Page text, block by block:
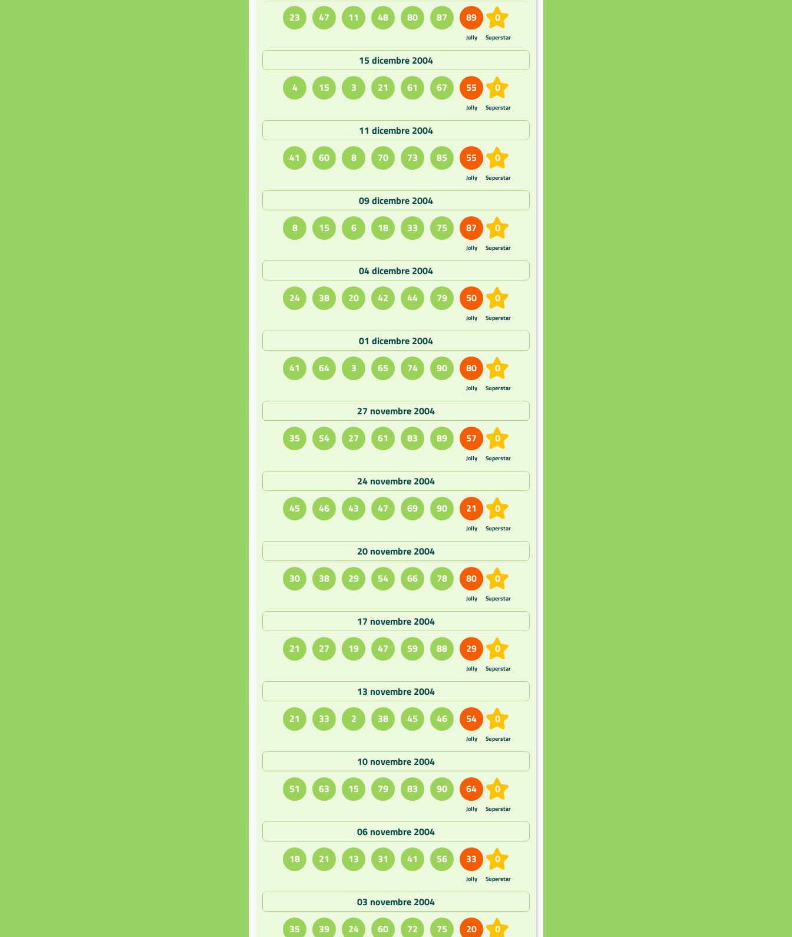
23
47 11 48 80 87 89
Jolly
0
Superstar
15 dicembre 2004
4
15 3 21 61 67 55
Jolly
0
Superstar
11 dicembre 2004
41
60 8 70 73 85 55
Jolly
0
Superstar
09 dicembre 2004
8
15 6 18 33 75 87
Jolly
0
Superstar
04 dicembre 2004
24
38 20 42 44 79 50
Jolly
0
Superstar
01 dicembre 2004
41
64 3 65 74 90 80
Jolly
0
Superstar
27 novembre 2004
35
54 27 61 83 89 57
Jolly
0
Superstar
24 novembre 2004
45
46 43 47 69 90 21
Jolly
0
Superstar
20 novembre 2004
30
38 29 54 66 78 80
Jolly
0
Superstar
17 novembre 2004
21
27 19 47 59 88 29
Jolly
0
Superstar
13 novembre 2004
21
33 2 38 45 46 54
Jolly
0
Superstar
10 novembre 2004
51
63 15 79 83 90 64
Jolly
0
Superstar
06 novembre 2004
18
21 13 31 41 56 33
Jolly
0
Superstar
03 novembre 2004
35
39 24 60 72 75 20 0